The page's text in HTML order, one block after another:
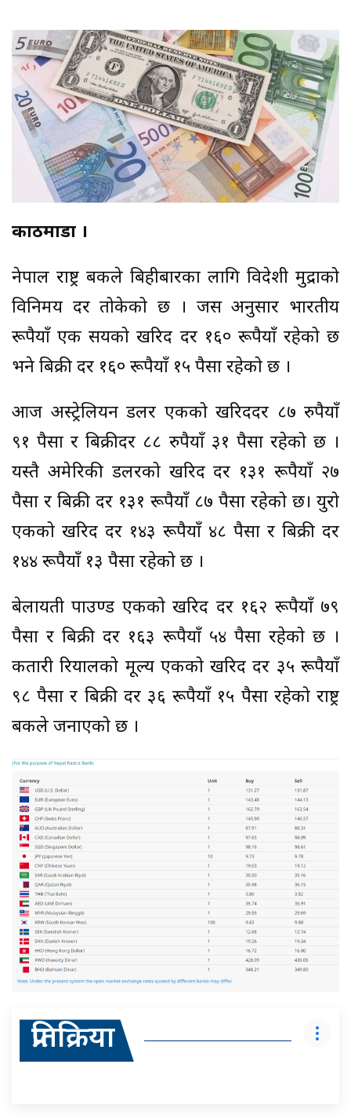
काठमाडौँ ।
नेपाल राष्ट्र बैंकले बिहीबारका लागि विदेशी मुद्राको
विनिमय दर तोकेको छ । जस अनुसार भारतीय
रूपैयाँ एक सयको खरिद दर १६० रूपैयाँ रहेको छ
भने बिक्री दर १६० रूपैयाँ १५ पैसा रहेको छ ।
आज अस्ट्रेलियन डलर एकको खरिददर ८७ रुपैयाँ
९१ पैसा र बिक्रीदर ८८ रुपैयाँ ३१ पैसा रहेको छ ।
यस्तै अमेरिकी डलरको खरिद दर १३१ रूपैयाँ २७
पैसा र बिक्री दर १३१ रूपैयाँ ८७ पैसा रहेको छ। युरो
एकको खरिद दर १४३ रूपैयाँ ४८ पैसा र बिक्री दर
१४४ रूपैयाँ १३ पैसा रहेको छ ।
बेलायती पाउण्ड एकको खरिद दर १६२ रूपैयाँ ७९
पैसा र बिक्री दर १६३ रूपैयाँ ५४ पैसा रहेको छ ।
कतारी रियालको मूल्य एकको खरिद दर ३५ रूपैयाँ
९८ पैसा र बिक्री दर ३६ रूपैयाँ १५ पैसा रहेको राष्ट्र
बैंकले जनाएको छ ।
प्रतिक्रिया